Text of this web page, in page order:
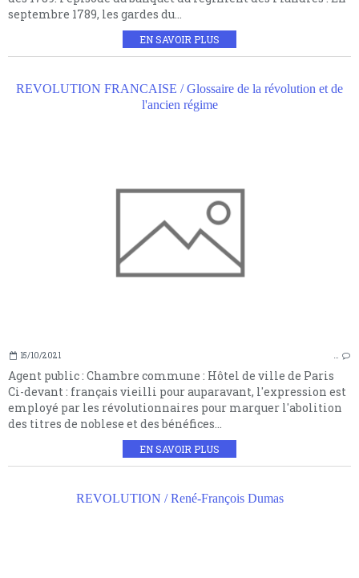
septembre 1789, les gardes du...
EN SAVOIR PLUS
REVOLUTION FRANCAISE / Glossaire de la révolution et de
l'ancien régime
15/10/2021 …
Agent public : Chambre commune : Hôtel de ville de Paris
Ci-devant : français vieilli pour auparavant, l'expression est
employé par les révolutionnaires pour marquer l'abolition
des titres de noblese et des bénéfices...
EN SAVOIR PLUS
REVOLUTION / René-François Dumas